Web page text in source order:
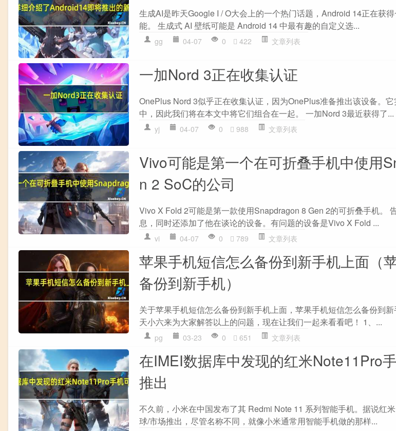
生成AI是昨天Google I / O大会上的一个热门话题，Android 14正在获
能。 生成式 AI 壁纸可能是 Android 14 中最有趣的自定义选...
gg 04-07 0 422 文章列表
一加Nord 3正在收集认证
OnePlus Nord 3似乎正在收集认证，因为OnePlus准备推出该设备。
中，因此我们将在本文中将它们组合在一起。 一加Nord 3最近获得了...
yj 04-07 0 988 文章列表
Vivo可能是第一个在可折叠手机中使用
n 2 SoC的公司
Vivo X Fold 2可能是第一款使用Snapdragon 8 Gen 2的可折叠手机。
息，同时还添加了他在谈论的设备。有问题的设备是Vivo X Fold ...
vi 04-07 0 789 文章列表
苹果手机短信怎么备份到新手机上面（
备份到新手机）
关于苹果手机短信怎么备份到新手机上面，苹果手机短信怎么备份到
天小六来为大家解答以上的问题，现在让我们一起来看看吧！ 1、...
pg 03-23 0 651 文章列表
在IMEI数据库中发现的红米Note11Pro
推出
不久前，小米在中国发布了其 Redmi Note 11 系列智能手机。据说红
球/市场推出，尽管名称不同，就像小米通常用智能手机做的那样...